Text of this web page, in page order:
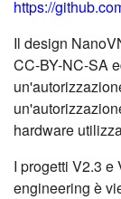
https://
Il design
CC-BY-NC-SA
hardware
I progetti V2.3 e
engineering è